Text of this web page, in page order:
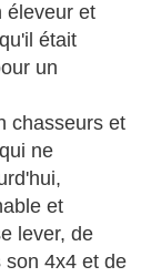
éleveur et
était
un
chasseurs et
ne
et
lever, de
son 4x4 et de